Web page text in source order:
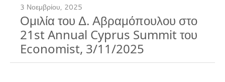
3 Νοεμβρίου, 2025
Ομιλία του Δ. Αβραμόπουλου στο
21st Annual Cyprus Summit του
Economist, 3/11/2025